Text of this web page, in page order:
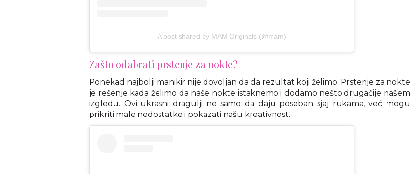
A post shared by MAM Originals (@mam)
Zašto odabrati prstenje za nokte?
Ponekad najbolji manikir nije dovoljan da da rezultat koji želimo. Prstenje za nokte
je rešenje kada želimo da naše nokte istaknemo i dodamo nešto drugačije našem
izgledu. Ovi ukrasni dragulji ne samo da daju poseban sjaj rukama, već mogu
prikriti male nedostatke i pokazati našu kreativnost.